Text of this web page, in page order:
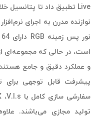
است، در حالی که مجموعه‌ای
و عملکرد دقیق و جامع
پیشرفت قابل توجهی برای
تولید مجازی می‌باشند.